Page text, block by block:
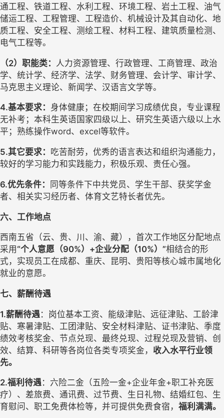
通工程、铁道工程、水利工程、环境工程、岩土工程、 油气
储运工程、 工程管理、工程造价、机械设计及其自动化、 地
质工程、安全工程、测绘工程、材料工程、建筑质量检测、
电气工程等。
（2） 职能类： 人力资源管理、行政管理、工商管理、 政治
学、统计学、 经济学、 法学、 财务管理、会计学、审计学、
马克思主义理论、 新闻学、 汉语言文学等。
4.基本要求： 身体健康；在校期间学习成绩优良，专业课程
无补考；本科生英语国家四级以上、研究生英语六级以上水
平；熟练操作word、excel等软件。
5.其它要求： 吃苦耐劳，优秀的语言表达和组织沟通能力，
较好的学习能力和实践能力，积极乐观、责任心强。
6.优先条件： 同等条件下中共党员、学生干部、获奖学金
者、相关实习经历者、体育文艺特长者优先。
六、工作地点
西南五省（云、贵、川、渝、藏），首次工作地区分配地点
采用 “个人意愿（90%）+企业分配（10%）”相结合的形
式，实现员工在成都、重庆、昆明、贵阳等核心城市属地化
就业的意愿。
七、薪酬待遇
1.薪酬待遇 ：岗位基本工资、能级津贴、远征津贴、工龄津
贴、 寒暑津贴、工团津贴、安全材料津贴、证书津贴、 季度
绩效考核奖金、节点兑现、最终兑现、过程兑现及营销、创
效、结算、科研等各岗位各类专项奖金， 收入水平行业领
先。
2.福利待遇： 六险二金（五险一金+企业年金+职工补充医
疗）、 差旅费、通讯费、 过节费、生日礼物、结婚红包、生
育慰问、职工免费体检等，并可提供免费食宿， 福利满满。